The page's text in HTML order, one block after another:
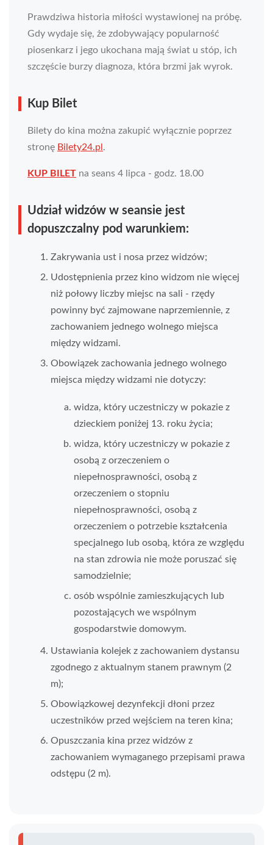
Prawdziwa historia miłości wystawionej na próbę.
Gdy wydaje się, że zdobywający popularność
piosenkarz i jego ukochana mają świat u stóp, ich
szczęście burzy diagnoza, która brzmi jak wyrok.
Kup Bilet
Bilety do kina można zakupić wyłącznie poprzez
stronę Bilety24.pl .
KUP BILET na seans 4 lipca - godz. 18.00
Udział widzów w seansie jest
dopuszczalny pod warunkiem:
Zakrywania ust i nosa przez widzów;
Udostępnienia przez kino widzom nie więcej
niż połowy liczby miejsc na sali - rzędy
powinny być zajmowane naprzemiennie, z
zachowaniem jednego wolnego miejsca
między widzami.
Obowiązek zachowania jednego wolnego
miejsca między widzami nie dotyczy:
widza, który uczestniczy w pokazie z
dzieckiem poniżej 13. roku życia;
widza, który uczestniczy w pokazie z
osobą z orzeczeniem o
niepełnosprawności, osobą z
orzeczeniem o stopniu
niepełnosprawności, osobą z
orzeczeniem o potrzebie kształcenia
specjalnego lub osobą, która ze względu
na stan zdrowia nie może poruszać się
samodzielnie;
osób wspólnie zamieszkujących lub
pozostających we wspólnym
gospodarstwie domowym.
Ustawiania kolejek z zachowaniem dystansu
zgodnego z aktualnym stanem prawnym (2
m);
Obowiązkowej dezynfekcji dłoni przez
uczestników przed wejściem na teren kina;
Opuszczania kina przez widzów z
zachowaniem wymaganego przepisami prawa
odstępu (2 m).